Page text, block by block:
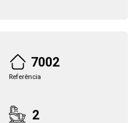
7002
Referência
2